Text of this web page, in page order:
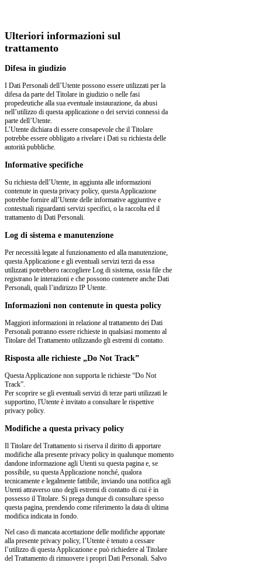
Ulteriori informazioni sul
trattamento
Difesa in giudizio
I Dati Personali dell’Utente possono essere utilizzati per la
difesa da parte del Titolare in giudizio o nelle fasi
propedeutiche alla sua eventuale instaurazione, da abusi
nell’utilizzo di questa applicazione o dei servizi connessi da
parte dell’Utente.
L’Utente dichiara di essere consapevole che il Titolare
potrebbe essere obbligato a rivelare i Dati su richiesta delle
autorità pubbliche.
Informative specifiche
Su richiesta dell’Utente, in aggiunta alle informazioni
contenute in questa privacy policy, questa Applicazione
potrebbe fornire all’Utente delle informative aggiuntive e
contestuali riguardanti servizi specifici, o la raccolta ed il
trattamento di Dati Personali.
Log di sistema e manutenzione
Per necessità legate al funzionamento ed alla manutenzione,
questa Applicazione e gli eventuali servizi terzi da essa
utilizzati potrebbero raccogliere Log di sistema, ossia file che
registrano le interazioni e che possono contenere anche Dati
Personali, quali l’indirizzo IP Utente.
Informazioni non contenute in questa policy
Maggiori informazioni in relazione al trattamento dei Dati
Personali potranno essere richieste in qualsiasi momento al
Titolare del Trattamento utilizzando gli estremi di contatto.
Risposta alle richieste „Do Not Track”
Questa Applicazione non supporta le richieste “Do Not
Track”.
Per scoprire se gli eventuali servizi di terze parti utilizzati le
supportino, l'Utente è invitato a consultare le rispettive
privacy policy.
Modifiche a questa privacy policy
Il Titolare del Trattamento si riserva il diritto di apportare
modifiche alla presente privacy policy in qualunque momento
dandone informazione agli Utenti su questa pagina e, se
possibile, su questa Applicazione nonché, qualora
tecnicamente e legalmente fattibile, inviando una notifica agli
Utenti attraverso uno degli estremi di contatto di cui è in
possesso il Titolare. Si prega dunque di consultare spesso
questa pagina, prendendo come riferimento la data di ultima
modifica indicata in fondo.
Nel caso di mancata accettazione delle modifiche apportate
alla presente privacy policy, l’Utente è tenuto a cessare
l’utilizzo di questa Applicazione e può richiedere al Titolare
del Trattamento di rimuovere i propri Dati Personali. Salvo